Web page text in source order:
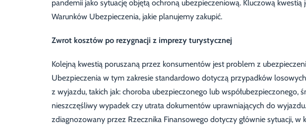
pandemii jako sytuację objętą ochroną ubezpieczeniową. Kluczową
Warunków Ubezpieczenia, jakie planujemy zakupić.
Zwrot kosztów po rezygnacji z imprezy turystycznej
Kolejną kwestią poruszaną przez konsumentów jest problem z
Ubezpieczenia w tym zakresie standardowo dotyczą przypadków
z wyjazdu, takich jak: choroba ubezpieczonego lub współubezpieczonego,
nieszczęśliwy wypadek czy utrata dokumentów uprawniających do
zdiagnozowany przez Rzecznika Finansowego dotyczy głównie sytuacji, w